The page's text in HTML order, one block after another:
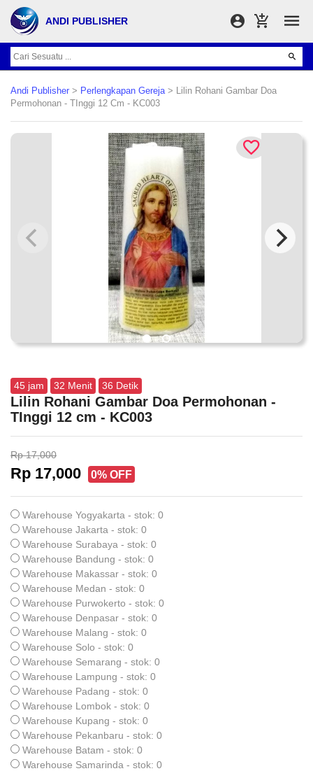
ANDI PUBLISHER
Andi Publisher > Perlengkapan Gereja> Lilin Rohani Gambar Doa
Permohonan - TInggi 12 Cm - KC003
45 jam 32 Menit 36 Detik
Lilin Rohani Gambar Doa Permohonan -
TInggi 12 cm - KC003
Rp 17,000
Rp 17,000 0% OFF
Warehouse Yogyakarta - stok: 0
Warehouse Jakarta - stok: 0
Warehouse Surabaya - stok: 0
Warehouse Bandung - stok: 0
Warehouse Makassar - stok: 0
Warehouse Medan - stok: 0
Warehouse Purwokerto - stok: 0
Warehouse Denpasar - stok: 0
Warehouse Malang - stok: 0
Warehouse Solo - stok: 0
Warehouse Semarang - stok: 0
Warehouse Lampung - stok: 0
Warehouse Padang - stok: 0
Warehouse Lombok - stok: 0
Warehouse Kupang - stok: 0
Warehouse Pekanbaru - stok: 0
Warehouse Batam - stok: 0
Warehouse Samarinda - stok: 0